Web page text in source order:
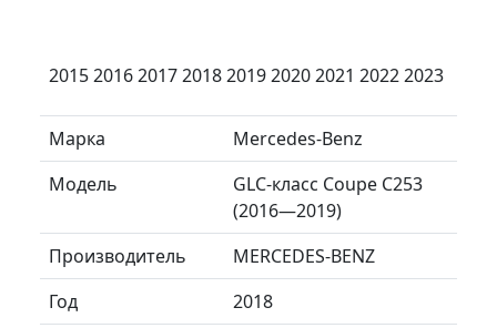
2015 2016 2017 2018 2019 2020 2021 2022 2023
Марка
Mercedes-Benz
Модель
GLC-класс Coupe C253
(2016—2019)
Производитель
MERCEDES-BENZ
Год
2018